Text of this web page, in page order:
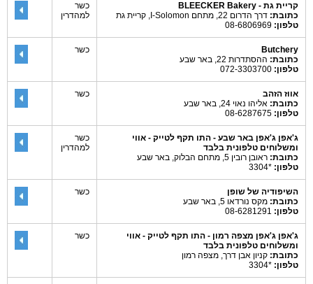
קריית גת - BLEECKER Bakery
כתובת: דרך הדרום 22, מתחם I-Solomon, קריית גת
טלפון:
כשר
למהדרין
Butchery
כתובת: ההסתדרות 22, באר שבע
טלפון:
כשר
אווז הזהב
כתובת: אליהו נאוי 24, באר שבע
טלפון:
כשר
ג'אפן ג'אפן באר שבע - התו תקף לטייק - אווי
ומשלוחים טלפונית בלבד
כתובת: ראובן רובין 5, מתחם הבלוק, באר שבע
טלפון: *3304
כשר
למהדרין
השיפודיה של שופן
כתובת: מקס נורדאו 5, באר שבע
טלפון:
כשר
ג'אפן ג'אפן מצפה רמון - התו תקף לטייק - אווי
ומשלוחים טלפונית בלבד
כתובת: קניון אבן דרך, מצפה רמון
טלפון: *3304
כשר